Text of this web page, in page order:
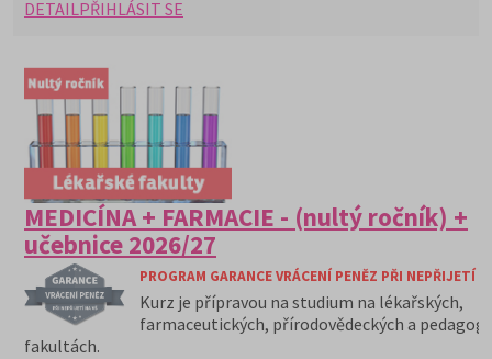
DETAILPŘIHLÁSIT SE
MEDICÍNA + FARMACIE - (nultý ročník) +
učebnice 2026/27
PROGRAM GARANCE VRÁCENÍ PENĚZ PŘI NEPŘIJETÍ
Kurz je přípravou na studium na lékařských,
farmaceutických, přírodovědeckých a
fakultách.